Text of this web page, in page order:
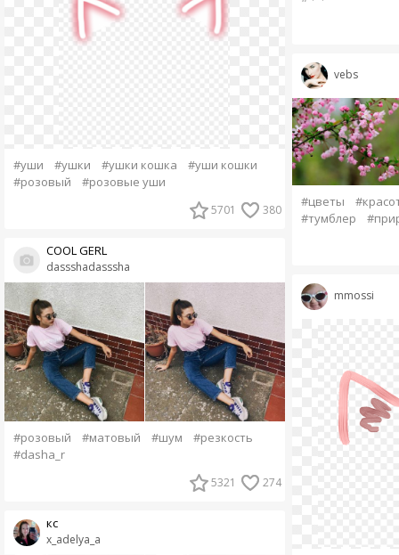
#уши #ушки #ушки кошка
#уши кошки
#розовый
#розовые уши
5701 380
dassshadasssha
COOL GERL
#розовый #матовый #шум
#резкость
#dasha_r
5321 274
x_adelya_a
кс
vebs
#цветы
#тумблер
mmossi